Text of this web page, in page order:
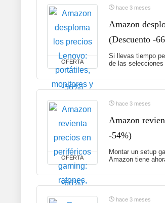
OFERTA
hace 3 meses
Amazon
(Descuento -
Si llevas tiempo
de las selecciones
OFERTA
hace 3 meses
Amazon
-54%)
Montar un setup
Amazon tiene
hace 3 meses